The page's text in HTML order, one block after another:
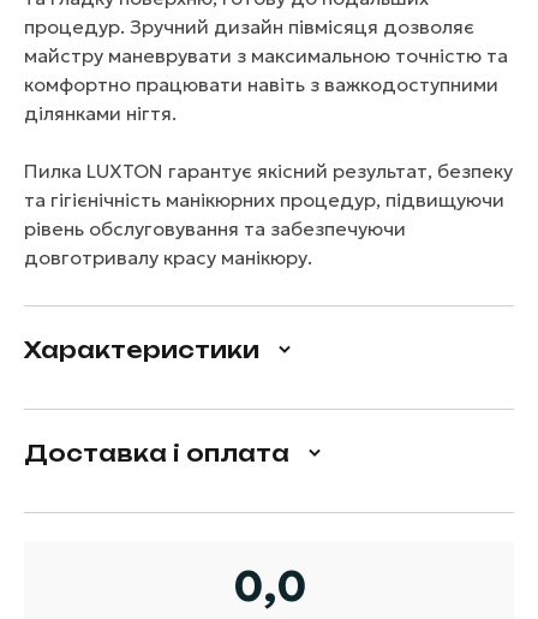
процедур. Зручний дизайн півмісяця дозволяє
майстру маневрувати з максимальною точністю та
комфортно працювати навіть з важкодоступними
ділянками нігтя.
Пилка LUXTON гарантує якісний результат, безпеку
та гігієнічність манікюрних процедур, підвищуючи
рівень обслуговування та забезпечуючи
довготривалу красу манікюру.
Характеристики
Доставка і оплата
0,0